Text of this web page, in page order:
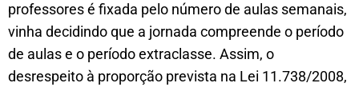
professores é fixada pelo número de aulas semanais,
vinha decidindo que a jornada compreende o período
de aulas e o período extraclasse. Assim, o
desrespeito à proporção prevista na Lei 11.738/2008,